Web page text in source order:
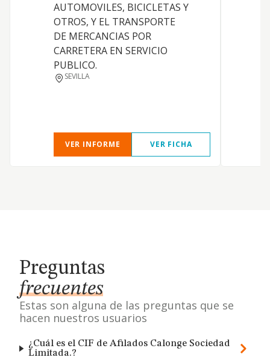
AUTOMOVILES, BICICLETAS Y
OTROS, Y EL TRANSPORTE
DE MERCANCIAS POR
CARRETERA EN SERVICIO
PUBLICO.
SEVILLA
VER INFORME VER FICHA
Preguntas
frecuentes
Estas son alguna de las preguntas que se
hacen nuestros usuarios
¿Cuál es el CIF de Afilados Calonge Sociedad
Limitada.?